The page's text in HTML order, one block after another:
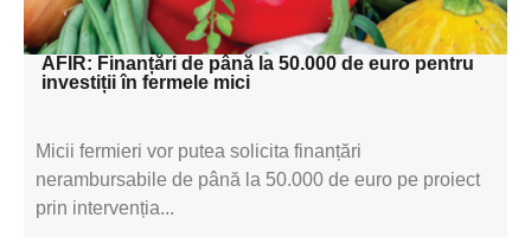
textul pentru subti
AFIR: Finanțări de până la 50.000 de euro pentru
investiții în fermele mici
Micii fermieri vor putea solicita finanțări
nerambursabile de până la 50.000 de euro pe proiect
prin intervenția...